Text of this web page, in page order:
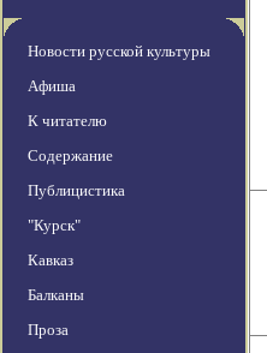
Новости русской культуры
Афиша
К читателю
Содержание
Публицистика
"Курск"
Кавказ
Балканы
Проза